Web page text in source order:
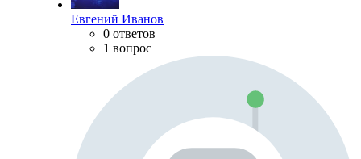
Евгений Иванов
0 ответов
1 вопрос